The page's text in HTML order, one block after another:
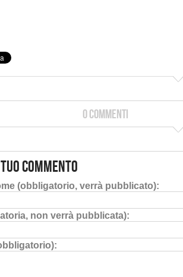
0 Commenti
commento
(obbligatorio, verrà pubblicato):
non verrà pubblicata):